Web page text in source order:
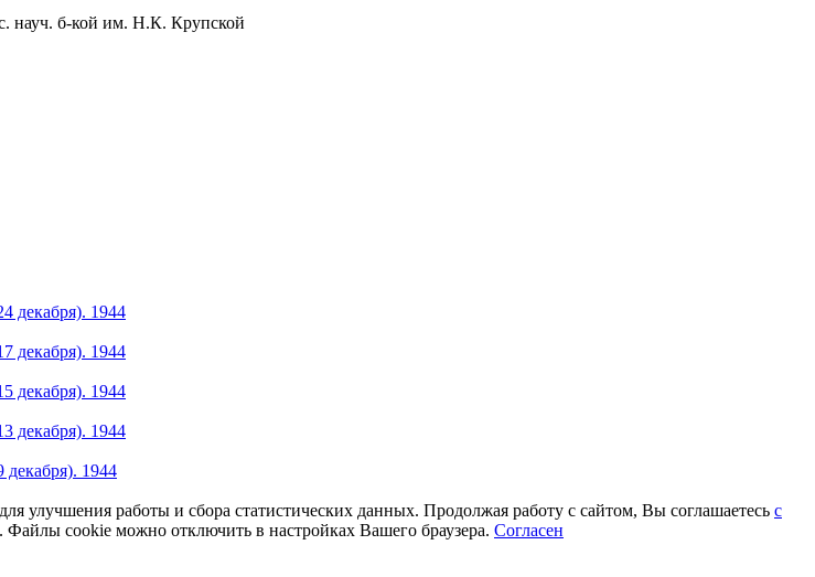
науч. б-кой им. Н.К. Крупской
декабря). 1944
декабря). 1944
декабря). 1944
декабря). 1944
декабря). 1944
улучшения работы и сбора статистических данных. Продолжая работу с сайтом, Вы соглашаетесь с
. Файлы cookie можно отключить в настройках Вашего браузера. Согласен